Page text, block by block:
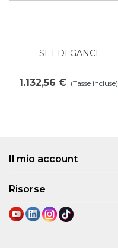
SET DI GANCI
1.132,56 € (Tasse incluse)
Il mio account
Risorse